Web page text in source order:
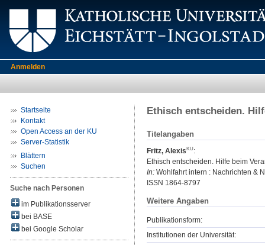
Anmelden
Startseite
Kontakt
Open Access an der KU
Server-Statistik
Blättern
Suchen
Suche nach Personen
im Publikationsserver
bei BASE
bei Google Scholar
Ethisch entscheiden.
Titelangaben
Fritz, Alexis
:
Ethisch entscheiden. Hilfe beim
In: Wohlfahrt intern : Nachrichten &
ISSN 1864-8797
Weitere Angaben
Publikationsform:
Institutionen der Universität: